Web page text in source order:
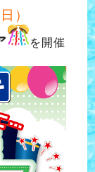
）
を開催